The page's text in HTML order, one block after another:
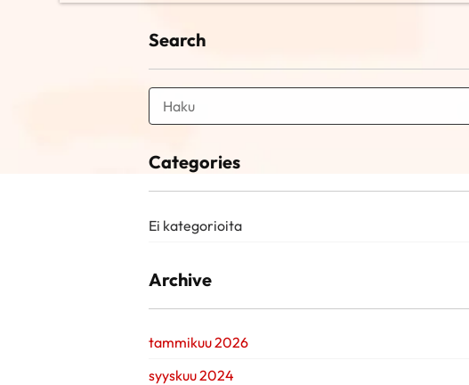
Search
Categories
Ei kategorioita
Archive
tammikuu 2026
syyskuu 2024